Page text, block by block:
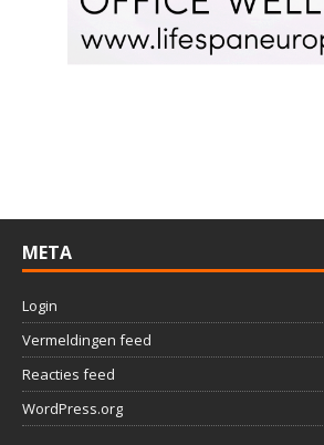
META
Login
Vermeldingen feed
Reacties feed
WordPress.org